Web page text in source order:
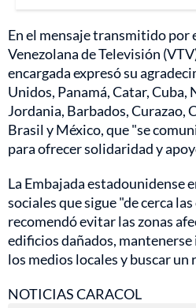
En el mensaje transmitido por
Venezolana de Televisión
encargada expresó su
Unidos, Panamá, Catar, Cuba,
Jordania, Barbados, Curazao,
Brasil y México, que "se
para ofrecer solidaridad y
La Embajada estadounidense
sociales que sigue "de cerca
recomendó evitar las zonas
edificios dañados,
los medios locales y buscar un
NOTICIAS CARACOL